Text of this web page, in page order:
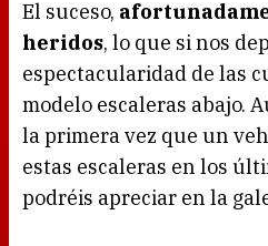
El suceso,
heridos, lo que si nos
espectacularidad de las
modelo escaleras abajo.
la primera vez que un
estas escaleras en los
podréis apreciar en la